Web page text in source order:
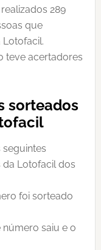
289
que
Lotofacil.
teve acertadores
sorteados
da Lotofacil dos
foi sorteado
saiu e o